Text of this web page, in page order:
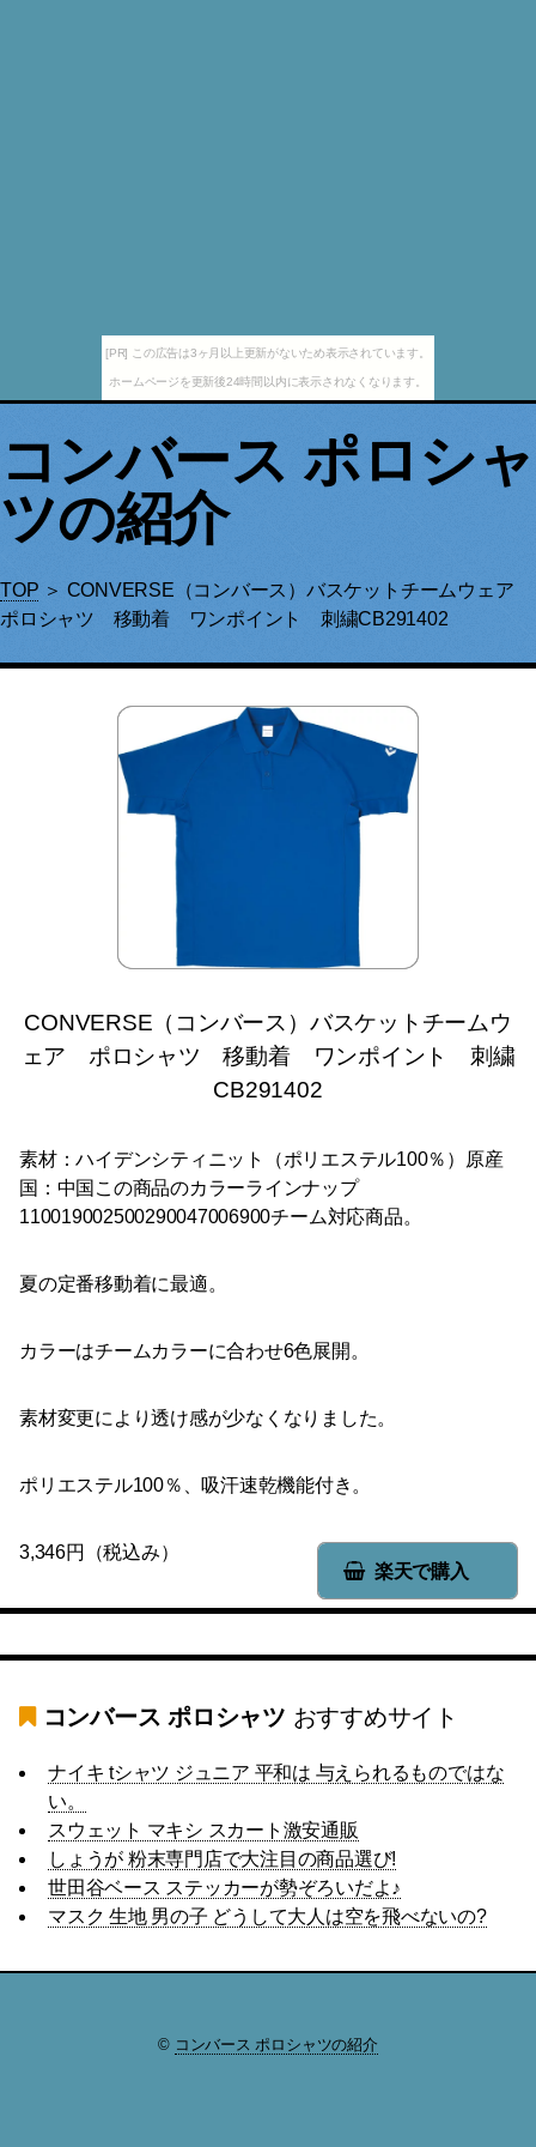
[PR] この広告は3ヶ月以上更新がないため表示されています。
ホームページを更新後24時間以内に表示されなくなります。
コンバース ポロシャ
ツの紹介
TOP ＞ CONVERSE（コンバース）バスケットチームウェア
ポロシャツ 移動着 ワンポイント 刺繍CB291402
CONVERSE（コンバース）バスケットチームウ
ェア ポロシャツ 移動着 ワンポイント 刺繍
CB291402
素材：ハイデンシティニット（ポリエステル100％）原産
国：中国この商品のカラーラインナップ
110019002500290047006900チーム対応商品。
夏の定番移動着に最適。
カラーはチームカラーに合わせ6色展開。
素材変更により透け感が少なくなりました。
ポリエステル100％、吸汗速乾機能付き。
楽天で購入
3,346円（税込み）
コンバース ポロシャツ おすすめサイト
ナイキ tシャツ ジュニア 平和は 与えられるものではな
い。
スウェット マキシ スカート激安通販
しょうが 粉末専門店で大注目の商品選び!
世田谷ベース ステッカーが勢ぞろいだよ♪
マスク 生地 男の子 どうして大人は空を飛べないの?
© コンバース ポロシャツの紹介